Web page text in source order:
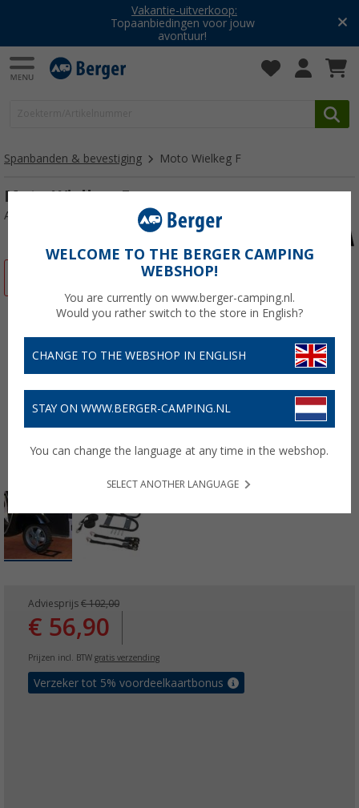
Vakantie-uitverkoop:
Topaanbiedingen voor jouw
avontuur!
Spanbanden & bevestiging Moto Wielkeg F
Moto Wielkeg F
Artikelnr: 205510
Adviesprijs € 102,00
€ 56,90
Prijzen incl. BTW gratis verzending
Verzeker tot 5% voordeelkaartbonus
WELCOME TO THE BERGER CAMPING
WEBSHOP!
You are currently on www.berger-camping.nl.
Would you rather switch to the store in English?
CHANGE TO THE WEBSHOP IN ENGLISH
STAY ON WWW.BERGER-CAMPING.NL
You can change the language at any time in the webshop.
SELECT ANOTHER LANGUAGE